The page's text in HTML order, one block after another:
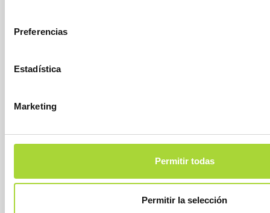
Preferencias
Estadística
Marketing
Permitir todas
Permitir la selección
SOBRE LOS BIOSIMILARES
UNA OPORTUNIDAD
GUÍAS Y FOLLETOS